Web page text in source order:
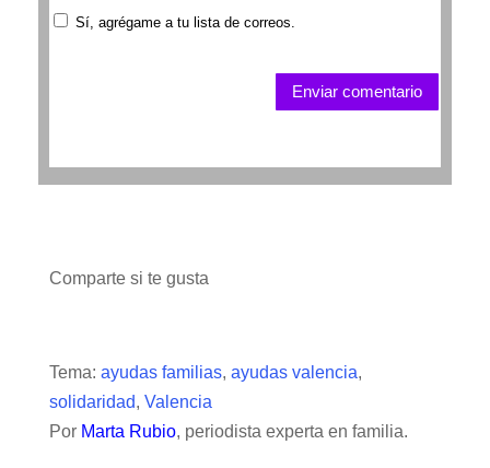
Sí, agrégame a tu lista de correos.
Enviar comentario
Comparte si te gusta
Tema: ayudas familias, ayudas valencia,
solidaridad, Valencia
Por Marta Rubio, periodista experta en familia.